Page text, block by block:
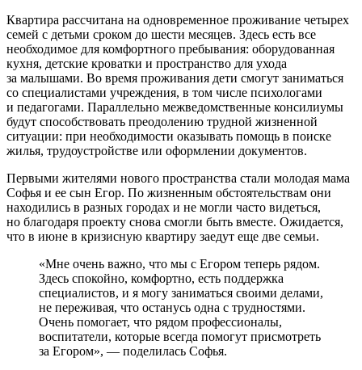
Квартира рассчитана на одновременное проживание четырех
семей с детьми сроком до шести месяцев. Здесь есть все
необходимое для комфортного пребывания: оборудованная
кухня, детские кроватки и пространство для ухода
за малышами. Во время проживания дети смогут заниматься
со специалистами учреждения, в том числе психологами
и педагогами. Параллельно межведомственные консилиумы
будут способствовать преодолению трудной жизненной
ситуации: при необходимости оказывать помощь в поиске
жилья, трудоустройстве или оформлении документов.
Первыми жителями нового пространства стали молодая мама
Софья и ее сын Егор. По жизненным обстоятельствам они
находились в разных городах и не могли часто видеться,
но благодаря проекту снова смогли быть вместе. Ожидается,
что в июне в кризисную квартиру заедут еще две семьи.
«Мне очень важно, что мы с Егором теперь рядом.
Здесь спокойно, комфортно, есть поддержка
специалистов, и я могу заниматься своими делами,
не переживая, что останусь одна с трудностями.
Очень помогает, что рядом профессионалы,
воспитатели, которые всегда помогут присмотреть
за Егором», — поделилась Софья.